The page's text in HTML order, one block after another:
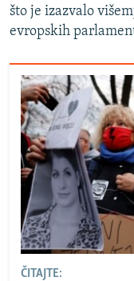
što je izazvalo
evropskih
ČITAJTE: